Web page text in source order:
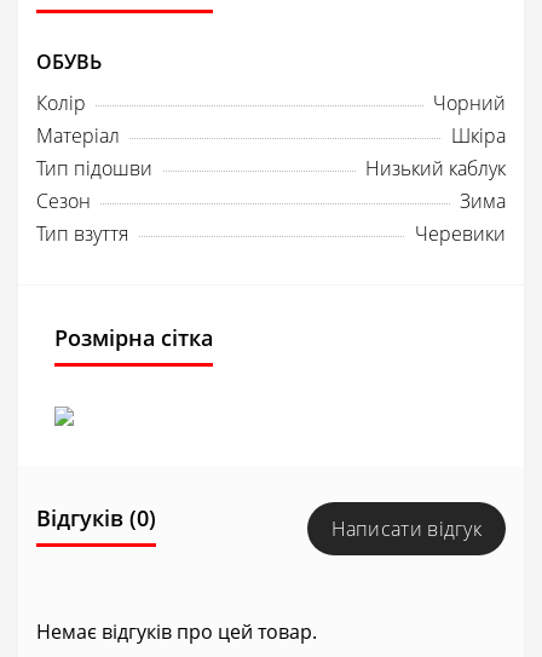
ОБУВЬ
Колір
Чорний
Матеріал
Шкіра
Тип підошви
Низький каблук
Сезон
Зима
Тип взуття
Черевики
Розмірна сітка
Відгуків (0) Написати відгук
Немає відгуків про цей товар.